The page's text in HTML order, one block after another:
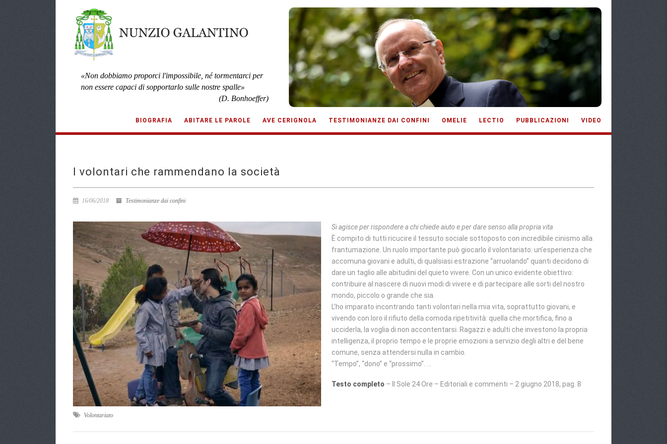
«Non dobbiamo proporci l'impossibile, né tormentarci per
non essere capaci di sopportarlo sulle nostre spalle»
(D. Bonhoeffer)
BIOGRAFIA ABITARE LE PAROLE AVE CERIGNOLA TESTIMONIANZE DAI CONFINI OMELIE LECTIO PUBBLICAZIONI VIDEO
I volontari che rammendano la società
16/06/2018 Testimonianze dai confini
Si agisce per rispondere a chi chiede aiuto e per dare senso alla propria vita
È compito di tutti ricucire il tessuto sociale sottoposto con incredibile cinismo alla
frantumazione. Un ruolo importante può giocarlo il volontariato: un’esperienza che
accomuna giovani e adulti, di qualsiasi estrazione “arruolando” quanti decidono di
dare un taglio alle abitudini del quieto vivere. Con un unico evidente obiettivo:
contribuire al nascere di nuovi modi di vivere e di partecipare alle sorti del nostro
mondo, piccolo o grande che sia.
L’ho imparato incontrando tanti volontari nella mia vita, soprattutto giovani, e
vivendo con loro il rifiuto della comoda ripetitività: quella che mortifica, fino a
ucciderla, la voglia di non accontentarsi. Ragazzi e adulti che investono la propria
intelligenza, il proprio tempo e le proprie emozioni a servizio degli altri e del bene
comune, senza attendersi nulla in cambio.
“Tempo”, “dono” e “prossimo”. …
Testo completo – Il Sole 24 Ore – Editoriali e commenti – 2 giugno 2018, pag. 8
Volontariato